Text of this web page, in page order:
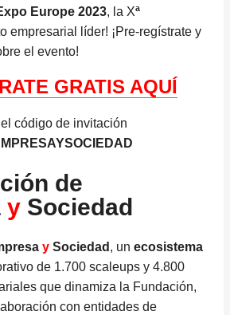
Europe 2023, la Xª
empresarial líder! ¡Pre-regístrate y
el evento!
GRATIS AQUÍ
código de invitación
de
y Sociedad
y Sociedad , un ecosistema
de 1.700 scaleups y 4.800
que dinamiza la Fundación,
con entidades de